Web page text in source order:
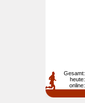
Gesamt:
heute:
online: